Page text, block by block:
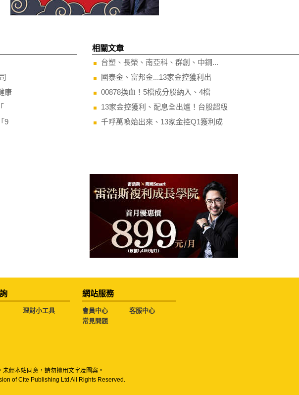
康
9
相關文章
台塑、長榮、南亞科、群創、中鋼...
國泰金、富邦金...13家金控獲利出
00878換血！5檔成分股納入、4檔
13家金控獲利、配息全出爐！台股超級
千呼萬喚始出來、13家金控Q1獲利成
理財小工具
網站服務
會員中心
客服中心
常見問題
經本站同意，請勿擅用文字及圖案。
of Cite Publishing Ltd All Rights Reserved.